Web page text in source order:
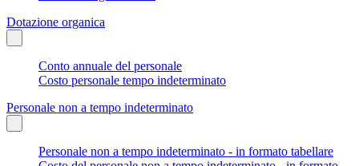
Dotazione organica
Conto annuale del personale
Costo personale tempo indeterminato
Personale non a tempo indeterminato
Personale non a tempo indeterminato - in formato tabellare